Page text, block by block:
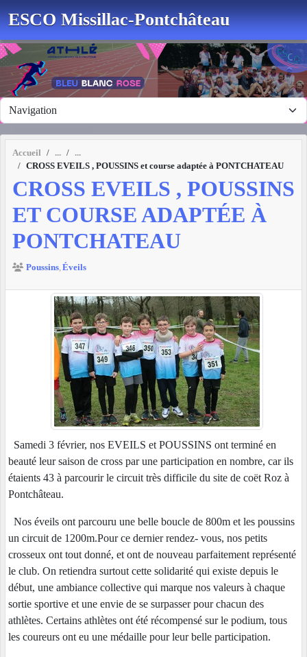
ESCO Missillac-Pontchâteau
Accueil
CROSS EVEILS , POUSSINS et course adaptée à PONTCHATEAU
CROSS EVEILS , POUSSINS
ET COURSE ADAPTÉE À
PONTCHATEAU
Poussins Éveils
Samedi 3 février, nos EVEILS et POUSSINS ont terminé en
beauté leur saison de cross par une participation en nombre, car ils
étaients 43 à parcourir le circuit très difficile du site de coët Roz à
Pontchâteau.
Nos éveils ont parcouru une belle boucle de 800m et les poussins
un circuit de 1200m.Pour ce dernier rendez- vous, nos petits
crosseux ont tout donné, et ont de nouveau parfaitement représenté
le club. On retiendra surtout cette solidarité qui existe depuis le
début, une ambiance collective qui marque nos valeurs à chaque
sortie sportive et une envie de se surpasser pour chacun des
athlètes. Certains athlètes ont été récompensé sur le podium, tous
les coureurs ont eu une médaille pour leur belle participation.